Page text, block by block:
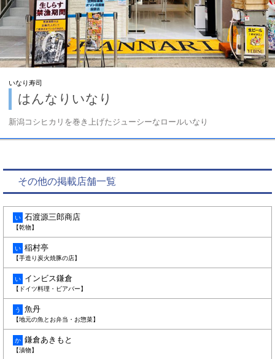
いなり寿司
はんなりいなり
新潟コシヒカリを巻き上げたジューシーなロールいなり
その他の掲載店舗一覧
い 石渡源三郎商店
【乾物】
い 稲村亭
【手造り炭火焼豚の店】
い インビス鎌倉
【ドイツ料理・ビアバー】
う 魚丹
【地元の魚とお弁当・お惣菜】
か 鎌倉あきもと
【漬物】